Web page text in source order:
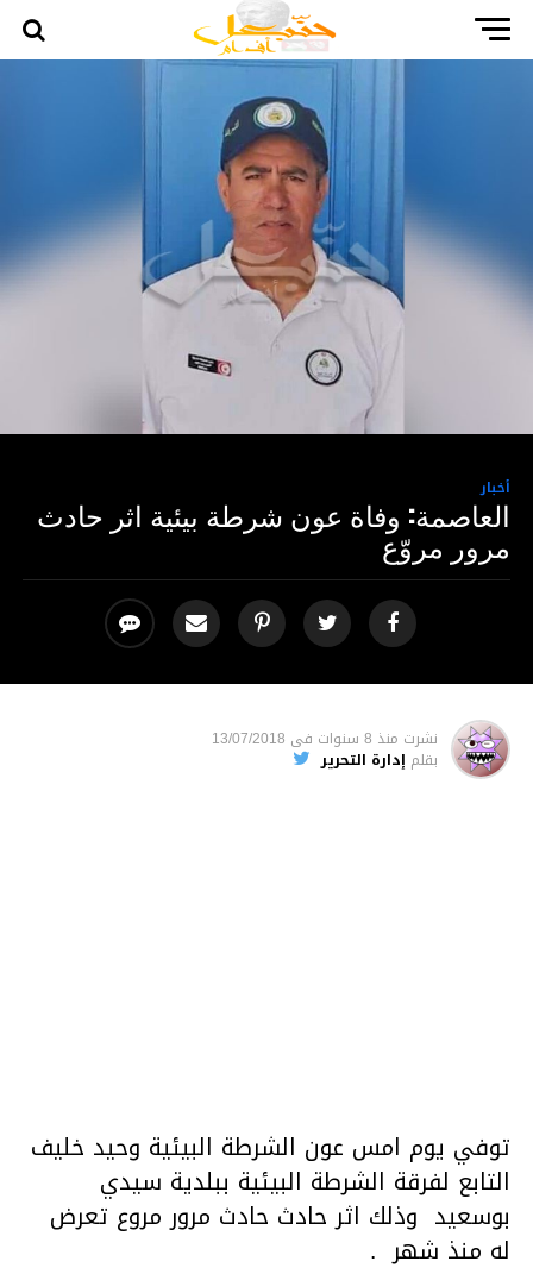
أخبار
العاصمة: وفاة عون شرطة بيئية اثر حادث
مرور مروّع
نشرت منذ 8 سنوات فى 13/07/2018
بقلم إدارة التحرير
توفي يوم امس عون الشرطة البيئية وحيد خليف
التابع لفرقة الشرطة البيئية ببلدية سيدي
بوسعيد وذلك اثر حادث حادث مرور مروع تعرض
له منذ شهر .